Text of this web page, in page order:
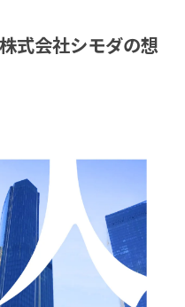
式会社シモダの想